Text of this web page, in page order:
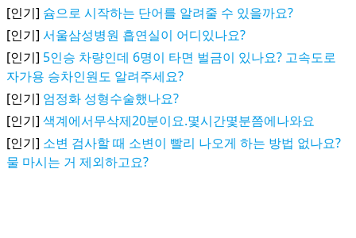
[인기] 슘으로 시작하는 단어를 알려줄 수 있을까요?
[인기] 서울삼성병원 흡연실이 어디있나요?
[인기] 5인승 차량인데 6명이 타면 벌금이 있나요? 고속도로
자가용 승차인원도 알려주세요?
[인기] 엄정화 성형수술했나요?
[인기] 색계에서무삭제20분이요.몇시간몇분쯤에나와요
[인기] 소변 검사할 때 소변이 빨리 나오게 하는 방법 없나요?
물 마시는 거 제외하고요?